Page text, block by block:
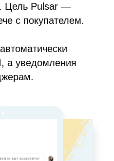
Цель Pulsar —
с покупателем.
а уведомления